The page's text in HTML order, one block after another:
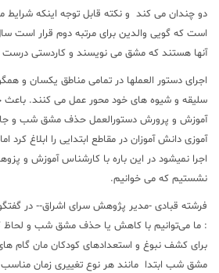
دو چندان می کند و نکته قابل توجه اینکه
است که گویی والدین برای مرتبه دوم قرار است
آنها هستند که مشق می نویسند و کاردستی
اجرای دستور العملها در تمامی مناطق یکسان و
سلیقه و شیوه های خود محور عمل می کنند.
آموزش و پرورش دستورالعمل حذف مشق شب و
آموزی دانش آموزان در مقاطع ابتدایی را ابلاغ کرد
اجرا نمیشود در این باره با کارشناس آموزش و
نشستیم که می خوانیم.
فرشته قبادی -مدیر پژوهش سرای اشراق-- در
: ما می‌توانیم با کاهش یا حذف مشق شب و لحاظ
برای کشف نبوغ و استعدادهای کودکان مان گام
مشق شب ابتدا مانند هر نوع تغییری زمان